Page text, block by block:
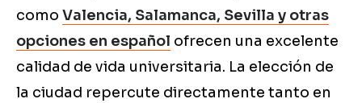
como Valencia, Salamanca, Sevilla y otras
opciones en español ofrecen una excelente
calidad de vida universitaria. La elección de
la ciudad repercute directamente tanto en